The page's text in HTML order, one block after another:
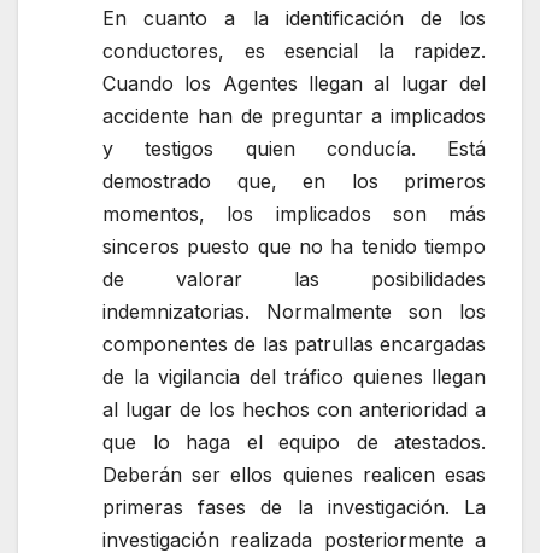
En cuanto a la identificación de los
conductores, es esencial la rapidez.
Cuando los Agentes llegan al lugar del
accidente han de preguntar a implicados
y testigos quien conducía. Está
demostrado que, en los primeros
momentos, los implicados son más
sinceros puesto que no ha tenido tiempo
de valorar las posibilidades
indemnizatorias. Normalmente son los
componentes de las patrullas encargadas
de la vigilancia del tráfico quienes llegan
al lugar de los hechos con anterioridad a
que lo haga el equipo de atestados.
Deberán ser ellos quienes realicen esas
primeras fases de la investigación. La
investigación realizada posteriormente a